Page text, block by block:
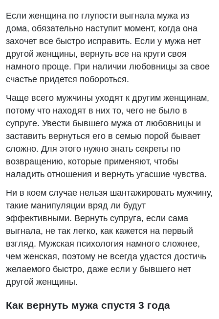
Если женщина по глупости выгнала мужа из
дома, обязательно наступит момент, когда она
захочет все быстро исправить. Если у мужа нет
другой женщины, вернуть все на круги своя
намного проще. При наличии любовницы за свое
счастье придется побороться.
Чаще всего мужчины уходят к другим женщинам,
потому что находят в них то, чего не было в
супруге. Увести бывшего мужа от любовницы и
заставить вернуться его в семью порой бывает
сложно. Для этого нужно знать секреты по
возвращению, которые применяют, чтобы
наладить отношения и вернуть угасшие чувства.
Ни в коем случае нельзя шантажировать мужчину,
такие манипуляции вряд ли будут
эффективными. Вернуть супруга, если сама
выгнала, не так легко, как кажется на первый
взгляд. Мужская психология намного сложнее,
чем женская, поэтому не всегда удастся достичь
желаемого быстро, даже если у бывшего нет
другой женщины.
Как вернуть мужа спустя 3 года